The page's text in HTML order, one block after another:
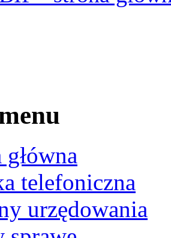
główna
telefoniczna
urzędowania